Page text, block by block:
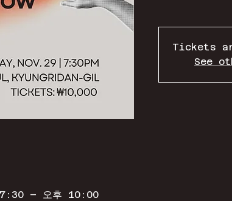
Tickets
See
7:30 – 오후 10:00